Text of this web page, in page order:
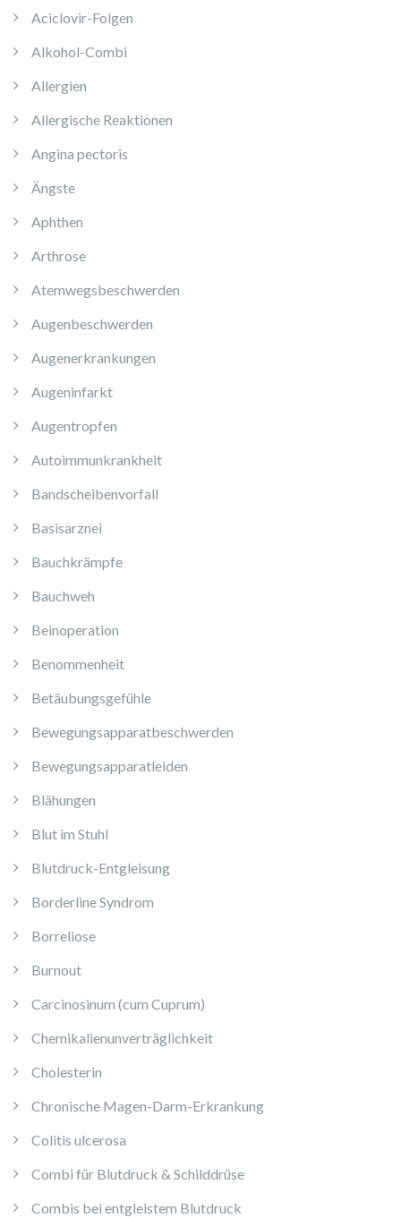
Aciclovir-Folgen
Alkohol-Combi
Allergien
Allergische Reaktionen
Angina pectoris
Ängste
Aphthen
Arthrose
Atemwegsbeschwerden
Augenbeschwerden
Augenerkrankungen
Augeninfarkt
Augentropfen
Autoimmunkrankheit
Bandscheibenvorfall
Basisarznei
Bauchkrämpfe
Bauchweh
Beinoperation
Benommenheit
Betäubungsgefühle
Bewegungsapparatbeschwerden
Bewegungsapparatleiden
Blähungen
Blut im Stuhl
Blutdruck-Entgleisung
Borderline Syndrom
Borreliose
Burnout
Carcinosinum (cum Cuprum)
Chemikalienunverträglichkeit
Cholesterin
Chronische Magen-Darm-Erkrankung
Colitis ulcerosa
Combi für Blutdruck & Schilddrüse
Combis bei entgleistem Blutdruck